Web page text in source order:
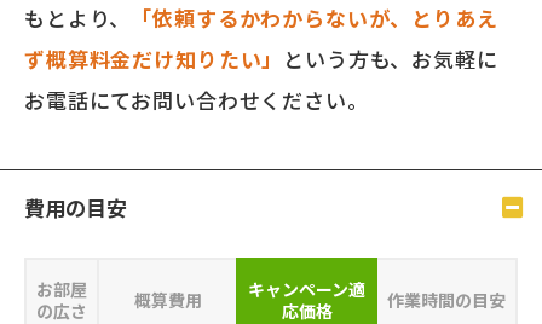
もとより、
「依頼するかわからないが、とりあえ
ず概算料金だけ知りたい」 という方も、お気軽に
お電話にてお問い合わせください。
費⽤の⽬安
お部屋
の広さ
概算費用 キャンペーン適
応価格
作業時間の目安